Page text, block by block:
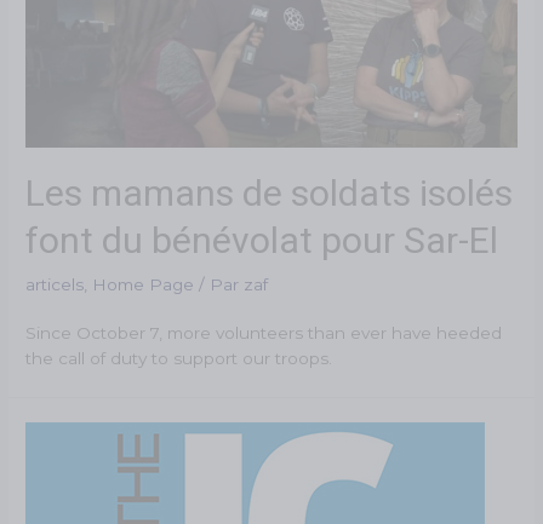
Les mamans de soldats isolés
font du bénévolat pour Sar-El
articels, Home Page / Par zaf
Since October 7, more volunteers than ever have heeded
the call of duty to support our troops.